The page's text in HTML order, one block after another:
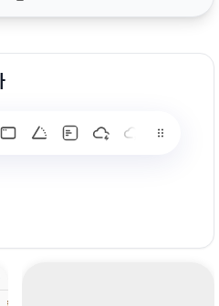
르면 내용이 보입니다